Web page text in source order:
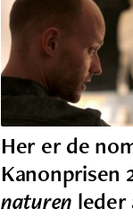
Her er de
Kanonprisen
naturen leder